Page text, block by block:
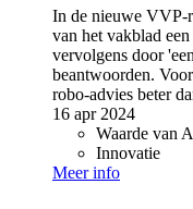
In de nieuwe VVP-
van het vakblad
vervolgens door
beantwoorden.
robo-advies beter
16 apr 2024
Waarde van
Innovatie
Meer info